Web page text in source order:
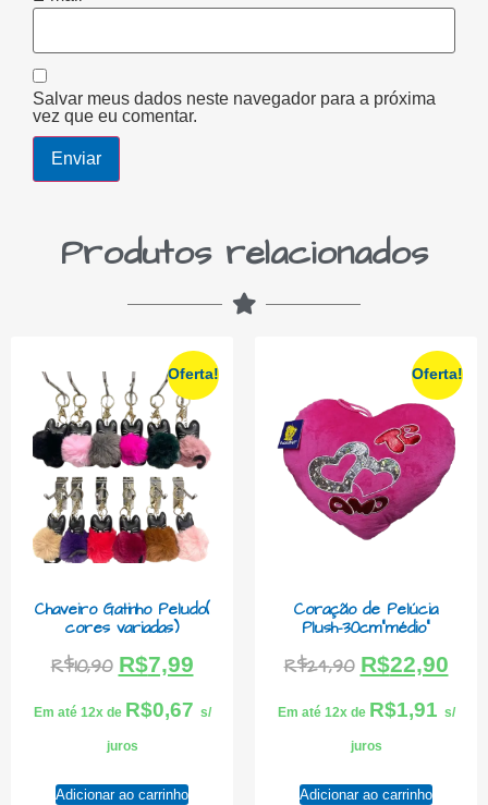
Salvar meus dados neste navegador para a próxima
vez que eu comentar.
Produtos relacionados
Oferta!
Chaveiro Gatinho Peludo(
cores variadas)
R$10,90 R$7,99
Em até 12x de R$0,67 s/
juros
Adicionar ao carrinho
Oferta!
Coração de Pelúcia
Plush-30cm”médio”
R$24,90 R$22,90
Em até 12x de R$1,91 s/
juros
Adicionar ao carrinho